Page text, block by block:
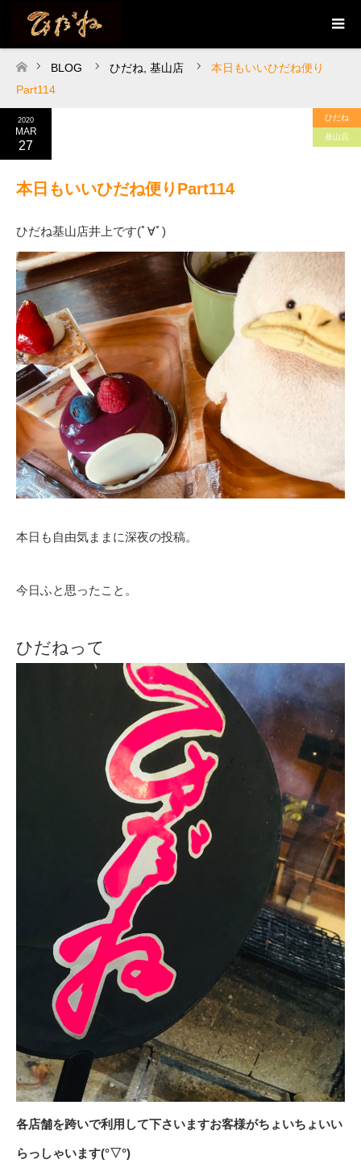
ホーム
BLOG ひだね 基山店
本日もいいひだね便り
Part114
2020
MAR
27
ひだね
基山店
本日もいいひだね便りPart114
ひだね基山店井上です(ﾟ∀ﾟ)
本日も自由気ままに深夜の投稿。
今日ふと思ったこと。
ひだねって
各店舗を跨いで利用して下さいますお客様がちょいちょいい
らっしゃいます(°▽°)